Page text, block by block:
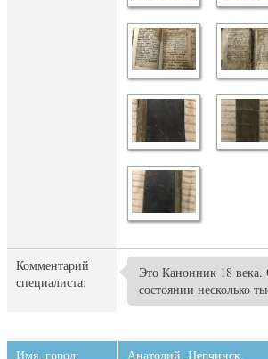
Комментарий
специалиста:
Это Канонник 18 века.
состоянии несколько
Имя, город: Анатолий, Нерчинск.